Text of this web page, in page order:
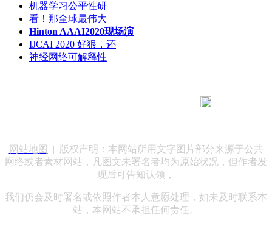
机器学习公平性研
看！那全球最伟大
Hinton AAAI2020现场演
IJCAI 2020 好狠，还
神经网络可解释性
网站地图
| 版权声明：本网站所用文字图片部分来源于公共
网络或者素材网站，凡图文未署名者均为原始状况，但作者发
现后可告知认领，
我们仍会及时署名或依照作者本人意愿处理，如未及时联系本
站，本网站不承担任何责任。